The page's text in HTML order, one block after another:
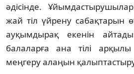
әдісінде.
жай тіл үйрену сабақтарын
ауқымдырақ екенін
балаларға ана тілі
меңгеру алаңын